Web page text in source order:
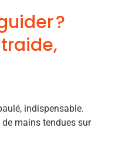
?
indispensable.
de mains tendues sur